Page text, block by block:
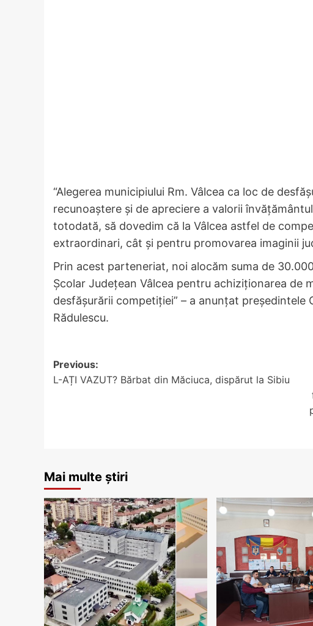
“Alegerea municipiului Rm. Vâlcea ca loc de
recunoaștere și de apreciere a valorii
totodată, să dovedim că la Vâlcea astfel de
extraordinari, cât și pentru promovarea imaginii
Prin acest parteneriat, noi alocăm suma de
Școlar Județean Vâlcea pentru achiziționarea de
desfășurării competiției” – a anunțat președintele
Rădulescu.
Post
navigation
Previous:
L-AȚI VAZUT? Bărbat din Măciuca, dispărut la Sibiu
Mai multe știri